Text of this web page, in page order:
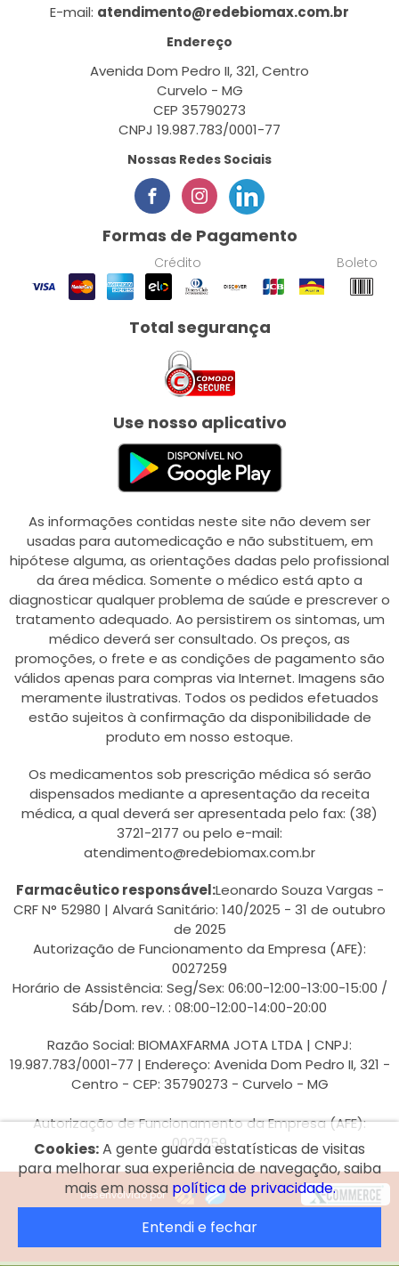
E-mail: atendimento@redebiomax.com.br
Endereço
Avenida Dom Pedro II, 321, Centro
Curvelo - MG
CEP 35790273
CNPJ 19.987.783/0001-77
Nossas Redes Sociais
Formas de Pagamento
Crédito Boleto
Total segurança
Use nosso aplicativo
As informações contidas neste site não devem ser
usadas para automedicação e não substituem, em
hipótese alguma, as orientações dadas pelo profissional
da área médica. Somente o médico está apto a
diagnosticar qualquer problema de saúde e prescrever o
tratamento adequado. Ao persistirem os sintomas, um
médico deverá ser consultado. Os preços, as
promoções, o frete e as condições de pagamento são
válidos apenas para compras via Internet. Imagens são
meramente ilustrativas. Todos os pedidos efetuados
estão sujeitos à confirmação da disponibilidade de
produto em nosso estoque.
Os medicamentos sob prescrição médica só serão
dispensados mediante a apresentação da receita
médica, a qual deverá ser apresentada pelo fax: (38)
3721-2177 ou pelo e-mail:
atendimento@redebiomax.com.br
Farmacêutico responsável:Leonardo Souza Vargas -
CRF N° 52980 | Alvará Sanitário: 140/2025 - 31 de outubro
de 2025
Autorização de Funcionamento da Empresa (AFE):
0027259
Horário de Assistência: Seg/Sex: 06:00-12:00-13:00-15:00 /
Sáb/Dom. rev. : 08:00-12:00-14:00-20:00
Razão Social: BIOMAXFARMA JOTA LTDA | CNPJ:
19.987.783/0001-77 | Endereço: Avenida Dom Pedro II, 321 -
Centro - CEP: 35790273 - Curvelo - MG
Autorização de Funcionamento da Empresa (AFE):
0027259
Cookies:A gente guarda estatísticas de visitas
para melhorar sua experiência de navegação, saiba
mais em nossa política de privacidade.
Entendi e fechar
Desenvolvido por